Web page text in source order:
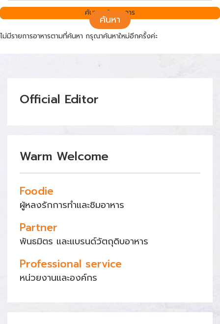
ค้นหา
ไม่มีรายการอาหารตามที่ค้นหา กรุณาค้นหาใหม่อีกครั้งค่ะ
ค้นพบ 0 รายการ
Official Editor
Warm Welcome
Foodie
ผู้หลงรักการทำและชิมอาหาร
Partner
พันธมิตร และแบรนด์วัตถุดิบอาหาร
Professional service
หน่วยงานและองค์กร